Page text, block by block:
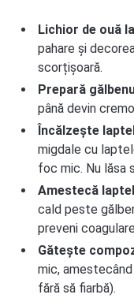
Lichior de ouă
pahare și
scorțișoară.
Prepară
până devin
Încălzește
migdale cu
foc mic. Nu lăsa
Amestecă
cald peste
preveni
Gătește
mic,
fără să fiarbă).